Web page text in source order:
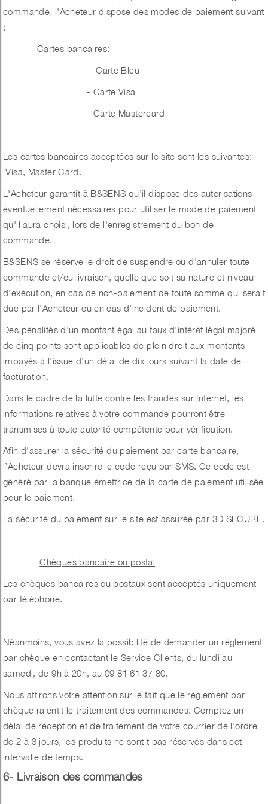
commande, l'Acheteur dispose des modes de paiement suivant
:
Cartes bancaires:
- Carte Bleu
- Carte Visa
- Carte Mastercard
Les cartes bancaires acceptées sur le site sont les suivantes:
Visa, Master Card.
L'Acheteur garantit à B&SENS qu'il dispose des autorisations
éventuellement nécessaires pour utiliser le mode de paiement
qu'il aura choisi, lors de l'enregistrement du bon de
commande.
B&SENS se réserve le droit de suspendre ou d'annuler toute
commande et/ou livraison, quelle que soit sa nature et niveau
d'exécution, en cas de non-paiement de toute somme qui serait
due par l'Acheteur ou en cas d'incident de paiement.
Des pénalités d'un montant égal au taux d'intérêt légal majoré
de cinq points sont applicables de plein droit aux montants
impayés à l'issue d'un délai de dix jours suivant la date de
facturation.
Dans le cadre de la lutte contre les fraudes sur Internet, les
informations relatives à votre commande pourront être
transmises à toute autorité compétente pour vérification.
Afin d'assurer la sécurité du paiement par carte bancaire,
l’Acheteur devra inscrire le code reçu par SMS. Ce code est
généré par la banque émettrice de la carte de paiement utilisée
pour le paiement.
La sécurité du paiement sur le site est assurée par 3D SECURE.
Chèques bancaire ou postal
Les chèques bancaires ou postaux sont acceptés uniquement
par téléphone.
Néanmoins, vous avez la possibilité de demander un règlement
par chèque en contactant le Service Clients, du lundi au
samedi, de 9h à 20h, au 09 81 61 37 80.
Nous attirons votre attention sur le fait que le règlement par
chèque ralentit le traitement des commandes. Comptez un
délai de réception et de traitement de votre courrier de l'ordre
de 2 à 3 jours, les produits ne sont t pas réservés dans cet
intervalle de temps.
6- Livraison des commandes